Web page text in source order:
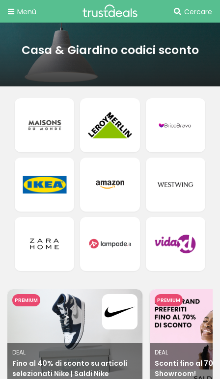
Menù Cercare
Casa & Giardino codici sconto
PREMIUM
DEAL
Fino al 40% di sconto su articoli
selezionati Nike | Saldi Nike
PREMIUM
DEAL
Sconti fino al
Showroom!